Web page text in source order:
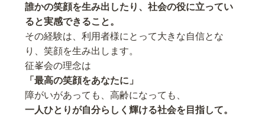
誰かの笑顔を生み出したり、社会の役に立ってい
ると実感できること。
その経験は、利用者様にとって大きな自信とな
り、笑顔を生み出します。
征峯会の理念は
「最高の笑顔をあなたに」
障がいがあっても、高齢になっても、
一人ひとりが自分らしく輝ける社会を目指して。